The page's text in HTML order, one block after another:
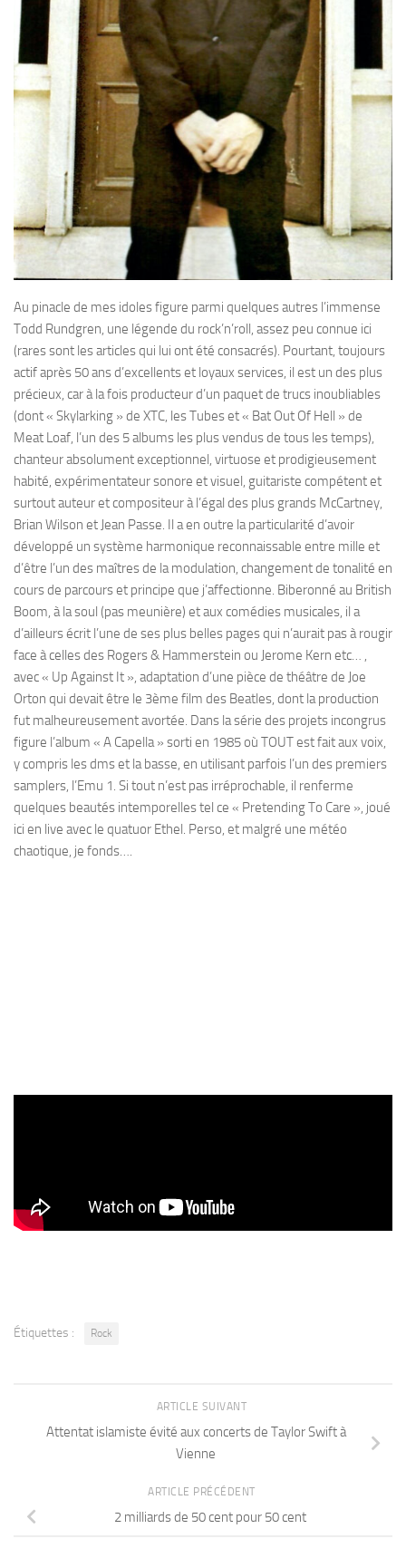
Au pinacle de mes idoles figure parmi quelques autres l’immense
Todd Rundgren, une légende du rock’n’roll, assez peu connue ici
(rares sont les articles qui lui ont été consacrés). Pourtant, toujours
actif après 50 ans d’excellents et loyaux services, il est un des plus
précieux, car à la fois producteur d’un paquet de trucs inoubliables
(dont « Skylarking » de XTC, les Tubes et « Bat Out Of Hell » de
Meat Loaf, l’un des 5 albums les plus vendus de tous les temps),
chanteur absolument exceptionnel, virtuose et prodigieusement
habité, expérimentateur sonore et visuel, guitariste compétent et
surtout auteur et compositeur à l’égal des plus grands McCartney,
Brian Wilson et Jean Passe. Il a en outre la particularité d’avoir
développé un système harmonique reconnaissable entre mille et
d’être l’un des maîtres de la modulation, changement de tonalité en
cours de parcours et principe que j’affectionne. Biberonné au British
Boom, à la soul (pas meunière) et aux comédies musicales, il a
d’ailleurs écrit l’une de ses plus belles pages qui n’aurait pas à rougir
face à celles des Rogers & Hammerstein ou Jerome Kern etc… ,
avec « Up Against It », adaptation d’une pièce de théâtre de Joe
Orton qui devait être le 3ème film des Beatles, dont la production
fut malheureusement avortée. Dans la série des projets incongrus
figure l’album « A Capella » sorti en 1985 où TOUT est fait aux voix,
y compris les dms et la basse, en utilisant parfois l’un des premiers
samplers, l’Emu 1. Si tout n’est pas irréprochable, il renferme
quelques beautés intemporelles tel ce « Pretending To Care », joué
ici en live avec le quatuor Ethel. Perso, et malgré une météo
chaotique, je fonds….
Étiquettes : Rock
ARTICLE SUIVANT
Attentat islamiste évité aux concerts de Taylor Swift à
Vienne
ARTICLE PRÉCÉDENT
2 milliards de 50 cent pour 50 cent